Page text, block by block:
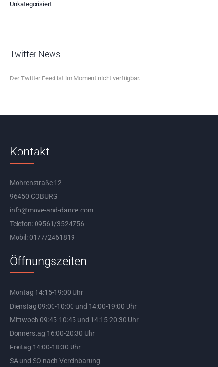
Unkategorisiert
Twitter News
Der Twitter Feed ist im Moment nicht verfügbar.
Kontakt
Mohrenstraße 12
96450 COBURG
info@move-and-dance.com
Telefon: 09561/3524756
Mobil: 0177/2461819
Öffnungszeiten
Montag 14:15-19:00 Uhr
Dienstag 09:00-10:00 und 14:00-19:00 Uhr
Mittwoch 09:45-10:45 und 14:15-20:30 Uhr
Donnerstag 16:00-20:30 Uhr
Freitag 14:00-18:30 Uhr
SA und SO nach Vereinbarung